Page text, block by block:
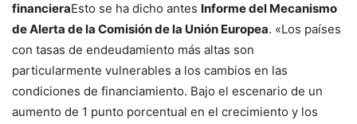
financieraEsto se ha dicho antes Informe del Mecanismo
de Alerta de la Comisión de la Unión Europea. «Los países
con tasas de endeudamiento más altas son
particularmente vulnerables a los cambios en las
condiciones de financiamiento. Bajo el escenario de un
aumento de 1 punto porcentual en el crecimiento y los